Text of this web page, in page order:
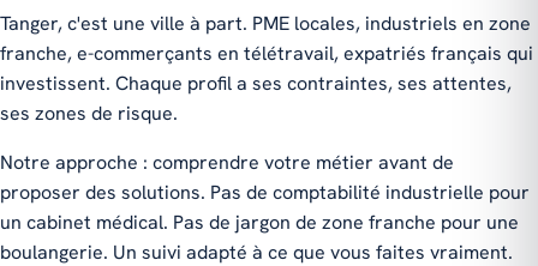
Tanger, c'est une ville à part. PME locales, industriels en zone
franche, e-commerçants en télétravail, expatriés français qui
investissent. Chaque profil a ses contraintes, ses attentes,
ses zones de risque.
Notre approche : comprendre votre métier avant de
proposer des solutions. Pas de comptabilité industrielle pour
un cabinet médical. Pas de jargon de zone franche pour une
boulangerie. Un suivi adapté à ce que vous faites vraiment.